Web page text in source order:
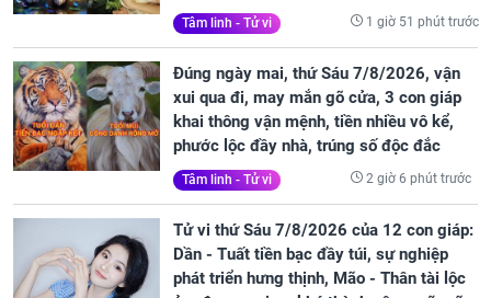
Tâm linh - Tử vi 1 giờ 51 phút trước
Đúng ngày mai, thứ Sáu 7/8/2026, vận
xui qua đi, may mắn gõ cửa, 3 con giáp
khai thông vận mệnh, tiền nhiều vô kể,
phước lộc đầy nhà, trúng số độc đắc
Tâm linh - Tử vi 2 giờ 6 phút trước
Tử vi thứ Sáu 7/8/2026 của 12 con giáp:
Dần - Tuất tiền bạc đầy túi, sự nghiệp
phát triển hưng thịnh, Mão - Thân tài lộc